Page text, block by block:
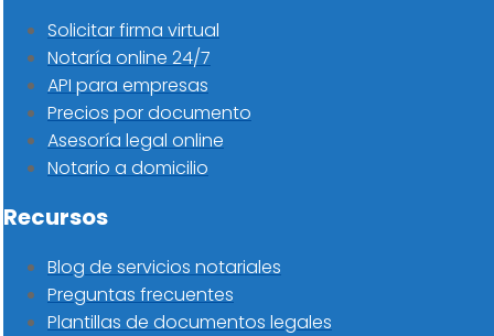
Solicitar firma virtual
Notaría online 24/7
API para empresas
Precios por documento
Asesoría legal online
Notario a domicilio
Recursos
Blog de servicios notariales
Preguntas frecuentes
Plantillas de documentos legales